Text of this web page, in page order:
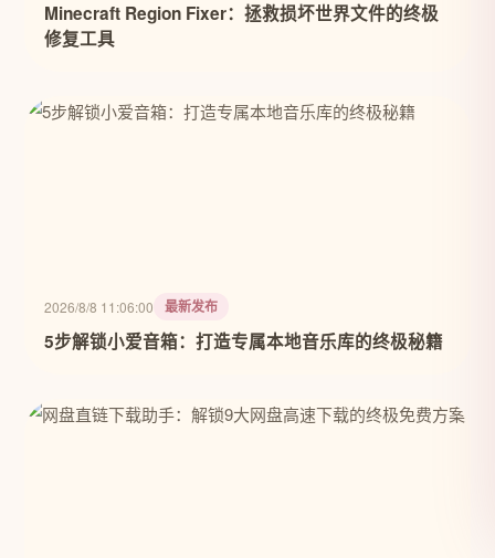
Minecraft Region Fixer：拯救损坏世界文件的终极
修复工具
2026/8/8 11:06:00 最新发布
5步解锁小爱音箱：打造专属本地音乐库的终极秘籍